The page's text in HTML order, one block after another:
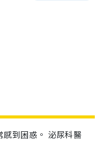
到困惑。 泌尿科醫